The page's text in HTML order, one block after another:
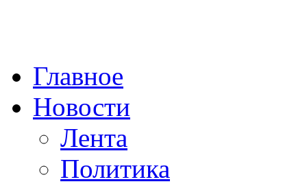
Главное
Новости
Лента
Политика